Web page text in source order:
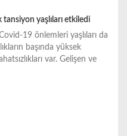
tansiyon yaşlıları etkiledi
19 önlemleri yaşlıları da
başında yüksek
var. Gelişen ve